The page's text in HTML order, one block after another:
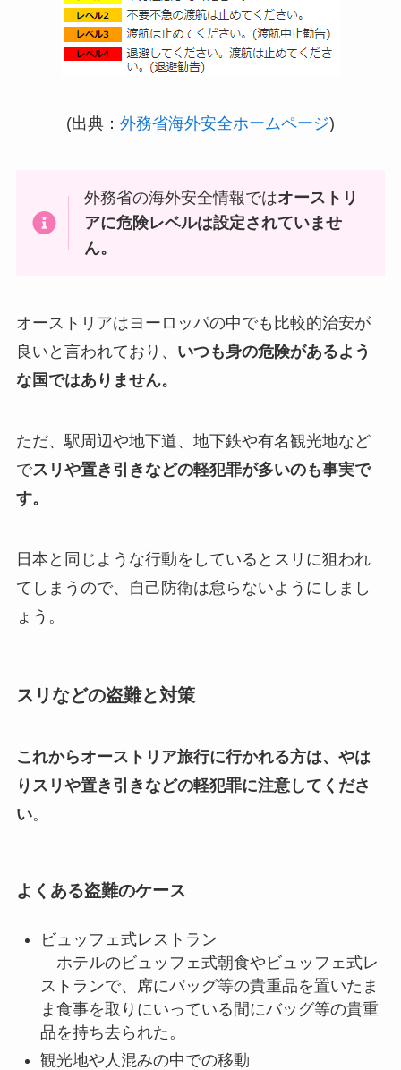
(出典： 外務省海外安全ホームページ)
外務省の海外安全情報ではオーストリ
アに危険レベルは設定されていませ
ん。
オーストリアはヨーロッパの中でも比較的治安が
良いと言われており、 いつも身の危険があるよう
な国ではありません。
ただ、駅周辺や地下道、地下鉄や有名観光地など
でスリや置き引きなどの軽犯罪が多いのも事実で
す。
日本と同じような行動をしているとスリに狙われ
てしまうので、自己防衛は怠らないようにしまし
ょう。
スリなどの盗難と対策
これからオーストリア旅行に行かれる方は、やは
りスリや置き引きなどの軽犯罪に注意してくださ
い。
よくある盗難のケース
ビュッフェ式レストラン
ホテルのビュッフェ式朝食やビュッフェ式レ
ストランで、席にバッグ等の貴重品を置いたま
ま食事を取りにいっている間にバッグ等の貴重
品を持ち去られた。
観光地や人混みの中での移動